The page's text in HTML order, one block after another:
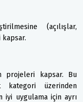
(açılışlar,
projeleri kapsar. Bu
üzerinden
uygulama için ayrı